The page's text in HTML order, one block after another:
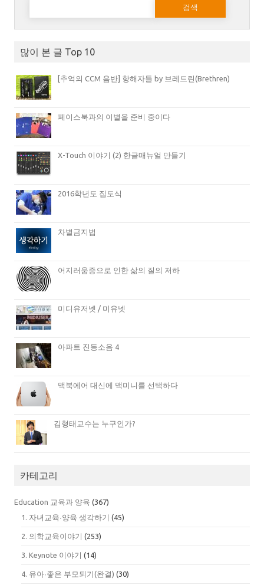
많이 본 글 Top 10
[추억의 CCM 음반] 항해자들 by 브레드린(Brethren)
페이스북과의 이별을 준비 중이다
X-Touch 이야기 (2) 한글매뉴얼 만들기
2016학년도 집도식
차별금지법
어지러움증으로 인한 삶의 질의 저하
미디유저넷 / 미유넷
아파트 진동소음 4
맥북에어 대신에 맥미니를 선택하다
김형태교수는 누구인가?
카테고리
Education 교육과 양육 (367)
1. 자녀교육∙양육 생각하기 (45)
2. 의학교육이야기 (253)
3. Keynote 이야기 (14)
4. 유아∙좋은 부모되기(완결) (30)